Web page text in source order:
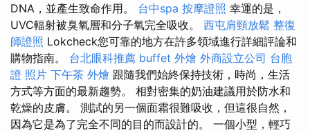
DNA，並產生致命作用。 台中spa 按摩證照 幸運的是，
UVC輻射被臭氧層和分子氧完全吸收。 西屯肩頸放鬆 整復
師證照 Lokcheck您可靠的地方在許多領域進行詳細評論和
購物指南。 台北眼科推薦 buffet 外燴 外商設立公司 台胞
證 照片 下午茶 外燴 跟隨我們始終保持技術，時尚，生活
方式等方面的最新趨勢。 相對密集的奶油建議用於防水和
乾燥的皮膚。 測試的另一個面霜很難吸收，但這很自然，
因為它是為了完全不同的目的而設計的。 一個小型，輕巧